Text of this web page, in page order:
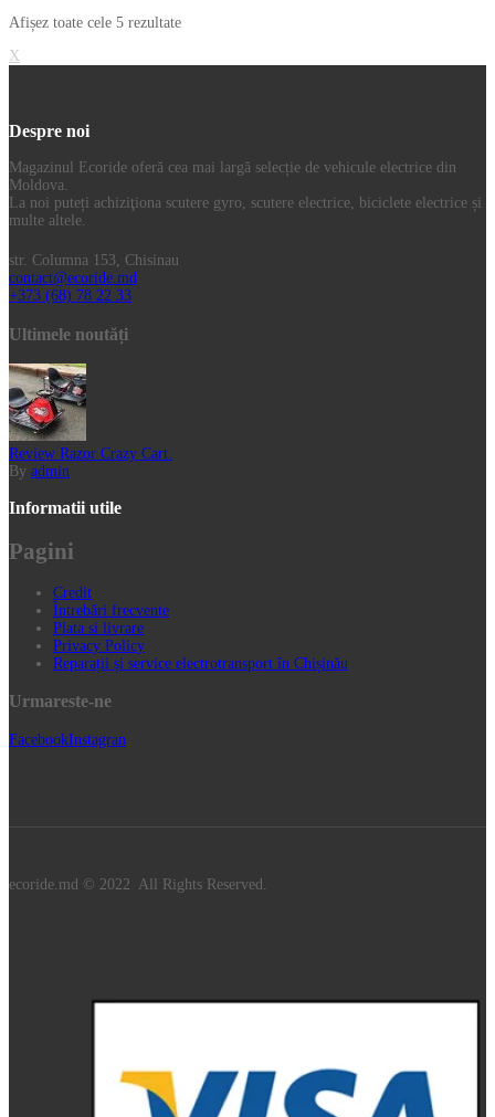
Afișez toate cele 5 rezultate
X
Despre noi
Magazinul Ecoride oferă cea mai largă selecție de vehicule electrice din
Moldova.
La noi puteți achiziţiona scutere gyro, scutere electrice, biciclete electrice și
multe altele.
str. Columna 153, Chisinau
contact@ecoride.md
+373 (68) 78 22 33
Ultimele noutăți
Review Razor Crazy Cart.
By admin
Informatii utile
Pagini
Credit
Întrebări frecvente
Plata si livrare
Privacy Policy
Reparații și service electrotransport în Chișinău
Urmareste-ne
FacebookInstagran
ecoride.md © 2022 All Rights Reserved.